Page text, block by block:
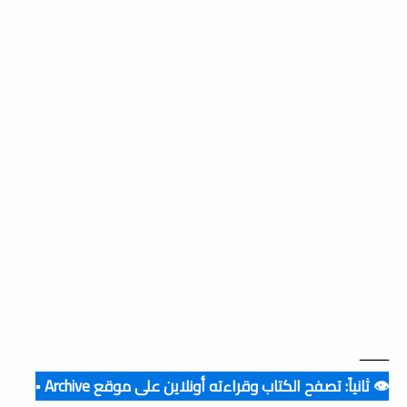
ــــــــ
👁️ ثانياً: تصفح الكتاب وقراءته أونلاين على موقع Archive ▪️